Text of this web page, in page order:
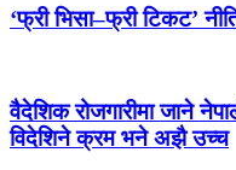
‘फ्री भिसा–फ्री टिकट’
वैदेशिक रोजगारीमा जाने
विदेशिने क्रम भने अझै उच्च